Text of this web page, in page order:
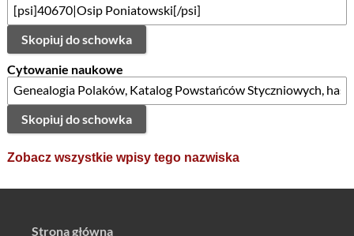
Skopiuj do schowka
Cytowanie naukowe
Skopiuj do schowka
Zobacz wszystkie wpisy tego nazwiska
Strona główna